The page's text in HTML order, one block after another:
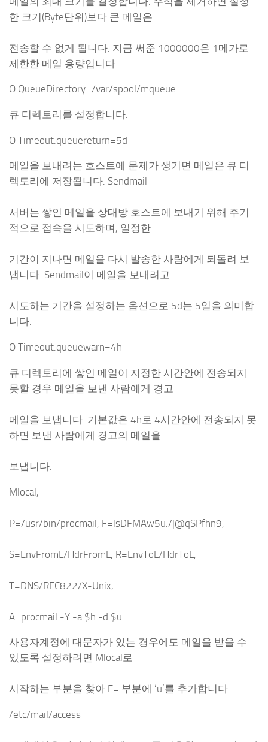
한 크기(Byte단위)보다 큰 메일은
전송할 수 없게 됩니다. 지금 써준 1000000은 1메가로
제한한 메일 용량입니다.
O QueueDirectory=/var/spool/mqueue
큐 디렉토리를 설정합니다.
O Timeout.queuereturn=5d
메일을 보내려는 호스트에 문제가 생기면 메일은 큐 디
렉토리에 저장됩니다. Sendmail
서버는 쌓인 메일을 상대방 호스트에 보내기 위해 주기
적으로 접속을 시도하며, 일정한
기간이 지나면 메일을 다시 발송한 사람에게 되돌려 보
냅니다. Sendmail이 메일을 보내려고
시도하는 기간을 설정하는 옵션으로 5d는 5일을 의미합
니다.
O Timeout.queuewarn=4h
큐 디렉토리에 쌓인 메일이 지정한 시간안에 전송되지
못할 경우 메일을 보낸 사람에게 경고
메일을 보냅니다. 기본값은 4h로 4시간안에 전송되지 못
하면 보낸 사람에게 경고의 메일을
보냅니다.
Mlocal,
P=/usr/bin/procmail, F=lsDFMAw5u:/|@qSPfhn9,
S=EnvFromL/HdrFromL, R=EnvToL/HdrToL,
T=DNS/RFC822/X-Unix,
A=procmail -Y -a $h -d $u
사용자계정에 대문자가 있는 경우에도 메일을 받을 수
있도록 설정하려면 Mlocal로
시작하는 부분을 찾아 F= 부분에 ‘u’를 추가합니다.
/etc/mail/access